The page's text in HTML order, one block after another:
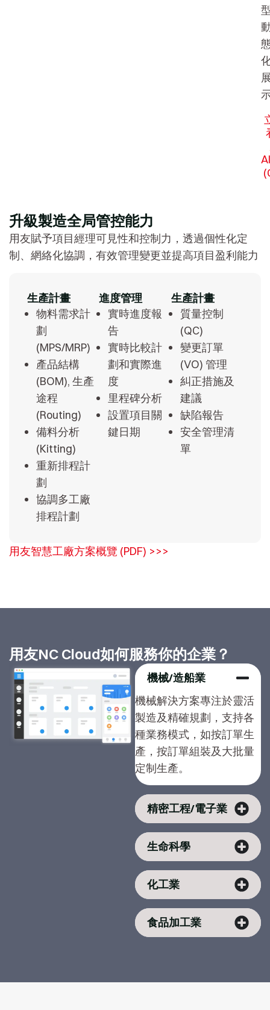
升級製造全局管控能力
用友賦予項目經理可見性和控制力，透過個性化定
制、網絡化協調，有效管理變更並提高項目盈利能力
生產計畫
物料需求計
劃
(MPS/MRP)
產品結構
(BOM), 生產
途程
(Routing)
備料分析
(Kitting)
重新排程計
劃
協調多工廠
排程計劃
進度管理
實時進度報
告
實時比較計
劃和實際進
度
里程碑分析
設置項目關
鍵日期
生產計畫
質量控制
(QC)
變更訂單
(VO) 管理
糾正措施及
建議
缺陷報告
安全管理清
單
用友智慧工廠方案概覽 (PDF) >>>
用友NC Cloud如何服務你的企業？
機械/造船業
機械解決方案專注於靈活
製造及精確規劃，支持各
種業務模式，如按訂單生
產，按訂單組裝及大批量
定制生產。
精密工程/電子業
生命科學
化工業
食品加工業